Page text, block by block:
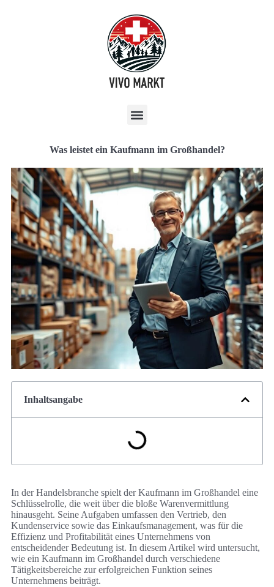
Was leistet ein Kaufmann im Großhandel?
Inhaltsangabe
In der Handelsbranche spielt der Kaufmann im Großhandel eine
Schlüsselrolle, die weit über die bloße Warenvermittlung
hinausgeht. Seine Aufgaben umfassen den Vertrieb, den
Kundenservice sowie das Einkaufsmanagement, was für die
Effizienz und Profitabilität eines Unternehmens von
entscheidender Bedeutung ist. In diesem Artikel wird untersucht,
wie ein Kaufmann im Großhandel durch verschiedene
Tätigkeitsbereiche zur erfolgreichen Funktion seines
Unternehmens beiträgt.